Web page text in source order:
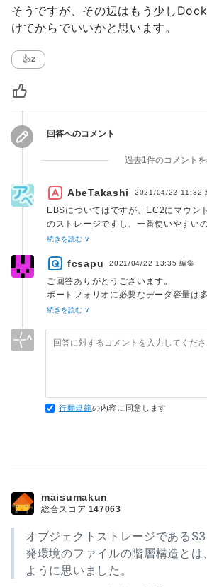
そうですが、その辺はもう少し
けてからでいいかと思います。
👍2
回答へのコメント
過去1件のコメント
AbeTakashi 2021/04/22 11:32
EBSについてはですが、EC2にマウン
のストレージですし、一番使いやすい
すが、もしポートフォリオに必要なデ
スという点では大きく見劣りするでし
タ量次第ではありますが、コスト的に
ではないのでは？という観点からEBS
第です。まずはポートフォーリオを完
は？と思いました。
ったりするみたいですから、Dockerに
がある人向けなんじゃないでしょうか
いですけど、だったらDockerじゃな
とで、ほぼローカルストレージみたい
し、オススメといえばオススメです。
った分だけの課金ですし、コスト的に
思いますが、冒頭の方にも書きました
ータ量次第ではEBSとも大差がないと
続きを読む ∨
fcsapu 2021/04/22 13:35 編集
ご回答ありがとうございます。
ポートフォリオに必要なデータ容量は
ないと思います。EBSが使いやすいと
「エフェメラルストレージ（揮発性）
Fargateでコンテナを利用する場合でも
利用することができれば、その性質も
目的で、Dockerを利用し始めたので、
きないかを、調べたり、他の回答者様
す。
私にとって目から鱗のようなご意見で
た。ご親切にありがとうございます。
続きを読む ∨
行動規範の内容に同意します
オブジェクトストレージである
発環境のファイルの階層構造とは
ように思いました。
maisumakun
総合スコア 147063